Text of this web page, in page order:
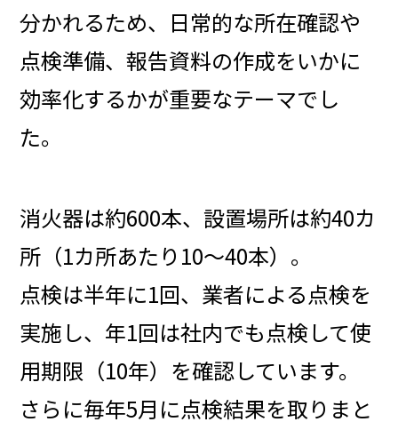
分かれるため、日常的な所在確認や
点検準備、報告資料の作成をいかに
効率化するかが重要なテーマでし
た。
消火器は約600本、設置場所は約40カ
所（1カ所あたり10～40本）。
点検は半年に1回、業者による点検を
実施し、年1回は社内でも点検して使
用期限（10年）を確認しています。
さらに毎年5月に点検結果を取りまと